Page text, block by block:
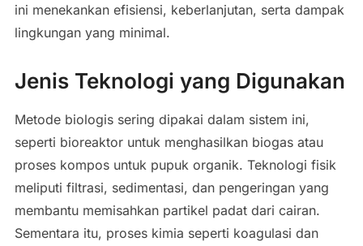
ini menekankan efisiensi, keberlanjutan, serta dampak
lingkungan yang minimal.
Jenis Teknologi yang Digunakan
Metode biologis sering dipakai dalam sistem ini,
seperti bioreaktor untuk menghasilkan biogas atau
proses kompos untuk pupuk organik. Teknologi fisik
meliputi filtrasi, sedimentasi, dan pengeringan yang
membantu memisahkan partikel padat dari cairan.
Sementara itu, proses kimia seperti koagulasi dan